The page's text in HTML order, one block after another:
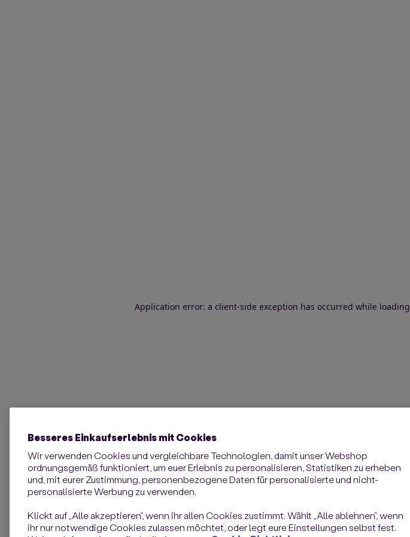
Application error: a client-side exception has occurred while loading
Besseres Einkaufserlebnis mit Cookies
Wir verwenden Cookies und vergleichbare Technologien, damit unser Webshop
ordnungsgemäß funktioniert, um euer Erlebnis zu personalisieren, Statistiken zu erheben
und, mit eurer Zustimmung, personenbezogene Daten für personalisierte und nicht-
personalisierte Werbung zu verwenden.
Klickt auf „Alle akzeptieren“, wenn ihr allen Cookies zustimmt. Wählt „Alle ablehnen“, wenn
ihr nur notwendige Cookies zulassen möchtet, oder legt eure Einstellungen selbst fest.